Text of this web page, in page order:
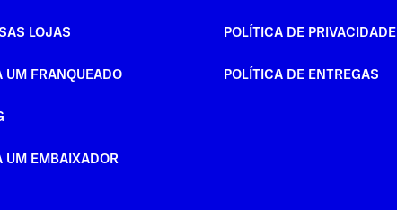
LOJAS
UM FRANQUEADO
UM EMBAIXADOR
POLÍTICA DE PRIVACIDADE
POLÍTICA DE ENTREGAS